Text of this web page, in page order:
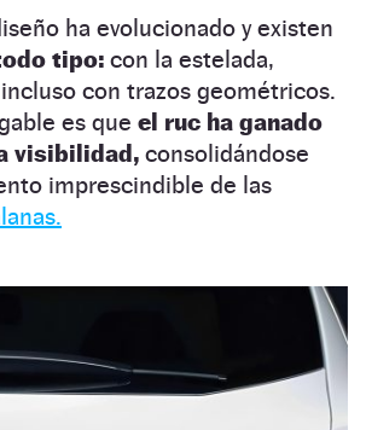
ha evolucionado y existen
tipo: con la estelada,
con trazos geométricos.
es que el ruc ha ganado
visibilidad, consolidándose
imprescindible de las